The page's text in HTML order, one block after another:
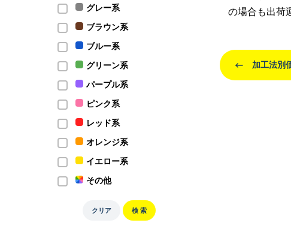
グレー系
ブラウン系
ブルー系
グリーン系
パープル系
ピンク系
レッド系
オレンジ系
イエロー系
その他
クリア 検 索
の場合も出荷
加工法別